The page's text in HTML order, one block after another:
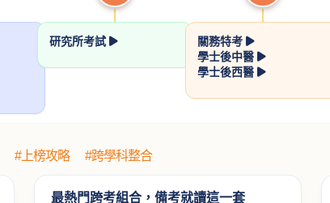
研究所考試
關務特考
學士後中醫
學士後西醫
#上榜攻略 #跨學科整合
最熱門跨考組合，備考就讀這一套